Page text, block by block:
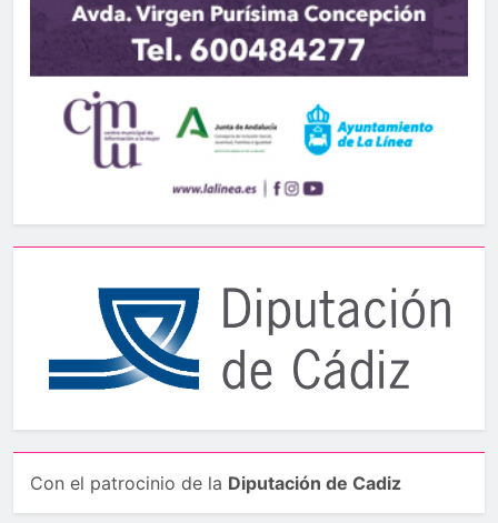
Con el patrocinio de la Diputación de Cadiz